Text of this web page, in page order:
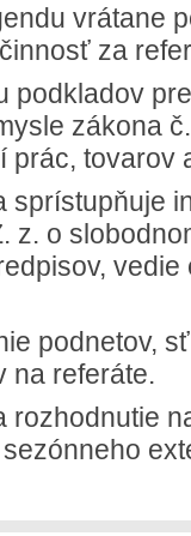
vrátane
za
podkladov
zákona
prác, tovarov
sprístupňuje
z. o
podnetov,
na referáte.
rozhodnutie